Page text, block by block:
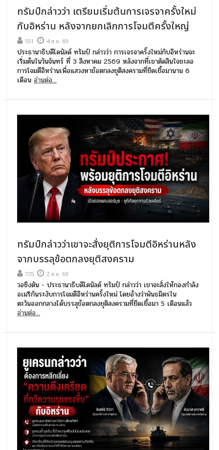
ทรัมป์กล่าวว่า เตรียมเริ่มต้นการเจรจาครั้งใหม่
กับอิหร่าน หลังจากยกเลิกการโจมตีครั้งใหญ่
551 4 ส.ค. 69
ประธานาธิบดีโดนัลด์ ทรัมป์ กล่าวว่า การเจรจาครั้งใหม่กับอิหร่านจะ
เริ่มต้นในวันจันทร์ ที่ 3 สิงหาคม 2569 หลังจากที่เขาตัดสินใจชะลอ
การโจมตีอิหร่านเพื่อแสวงหาข้อตกลงยุติสงครามที่ยืดเยื้อมานาน 6
เดือน อ่านต่อ...
ทรัมป์กล่าวว่าเขาจะสั่งยุติการโจมตีอิหร่านหลัง
จากบรรลุข้อตกลงยุติสงคราม
725 2 ส.ค. 69
วอชิงตัน - ประธานาธิบดีโดนัลด์ ทรัมป์ กล่าวว่า เขาจะสั่งให้กองกำลัง
อเมริกันระงับการโจมตีอิหร่านครั้งใหม่ โดยอ้างว่าพันธมิตรใน
ตะวันออกกลางได้บรรลุข้อตกลงยุติสงครามที่ยืดเยื้อมา 5 เดือนแล้ว
อ่านต่อ...